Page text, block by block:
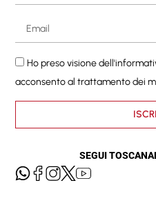
Ho preso visione
acconsento al trattamento dei
SEGUI